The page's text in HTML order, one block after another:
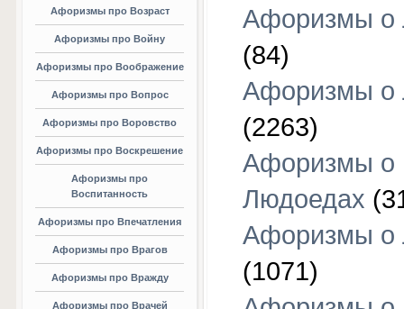
Афоризмы про Возраст
Афоризмы про Войну
Афоризмы про Воображение
Афоризмы про Вопрос
Афоризмы про Воровство
Афоризмы про Воскрешение
Афоризмы про
Воспитанность
Афоризмы про Впечатления
Афоризмы про Врагов
Афоризмы про Вражду
Афоризмы про Врачей
Афоризмы о
(84)
Афоризмы о
(2263)
Афоризмы о
Людоедах
Афоризмы о
(1071)